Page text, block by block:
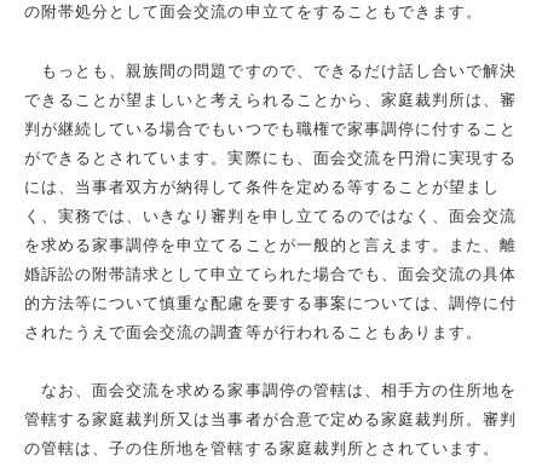
の附帯処分として面会交流の申立てをすることもできます。
もっとも、親族間の問題ですので、できるだけ話し合いで解決
できることが望ましいと考えられることから、家庭裁判所は、審
判が継続している場合でもいつでも職権で家事調停に付すること
ができるとされています。実際にも、面会交流を円滑に実現する
には、当事者双方が納得して条件を定める等することが望まし
く、実務では、いきなり審判を申し立てるのではなく、面会交流
を求める家事調停を申立てることが一般的と言えます。また、離
婚訴訟の附帯請求として申立てられた場合でも、面会交流の具体
的方法等について慎重な配慮を要する事案については、調停に付
されたうえで面会交流の調査等が行われることもあります。
なお、面会交流を求める家事調停の管轄は、相手方の住所地を
管轄する家庭裁判所又は当事者が合意で定める家庭裁判所。審判
の管轄は、子の住所地を管轄する家庭裁判所とされています。